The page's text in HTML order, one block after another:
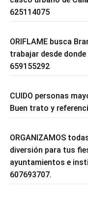
625114075
ORIFLAME busca
trabajar desde
659155292
CUIDO personas
Buen trato y
ORGANIZAMOS
diversión para tus
ayuntamientos e
607693707.